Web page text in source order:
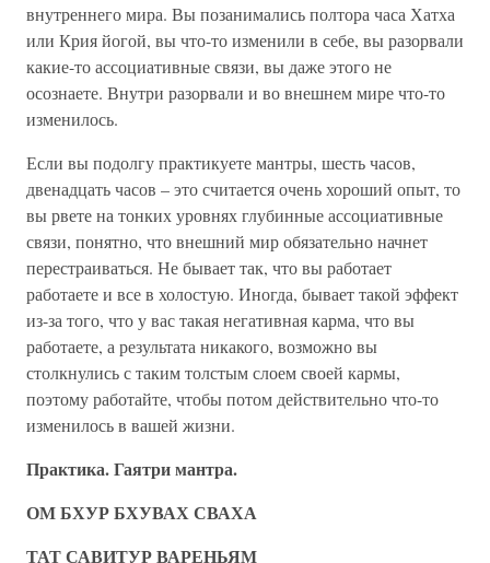
внутреннего мира. Вы позанимались полтора часа Хатха
или Крия йогой, вы что-то изменили в себе, вы разорвали
какие-то ассоциативные связи, вы даже этого не
осознаете. Внутри разорвали и во внешнем мире что-то
изменилось.
Если вы подолгу практикуете мантры, шесть часов,
двенадцать часов – это считается очень хороший опыт, то
вы рвете на тонких уровнях глубинные ассоциативные
связи, понятно, что внешний мир обязательно начнет
перестраиваться. Не бывает так, что вы работает
работаете и все в холостую. Иногда, бывает такой эффект
из-за того, что у вас такая негативная карма, что вы
работаете, а результата никакого, возможно вы
столкнулись с таким толстым слоем своей кармы,
поэтому работайте, чтобы потом действительно что-то
изменилось в вашей жизни.
Практика. Гаятри мантра.
ОМ БХУР БХУВАХ СВАХА
ТАТ САВИТУР ВАРЕНЬЯМ